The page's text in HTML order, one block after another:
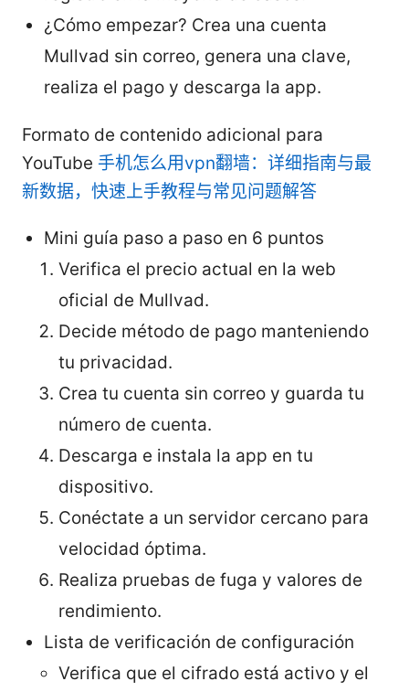
¿Cómo empezar? Crea una cuenta
Mullvad sin correo, genera una clave,
realiza el pago y descarga la app.
Formato de contenido adicional para
YouTube 手机怎么用vpn翻墙：详细指南与最
新数据，快速上手教程与常见问题解答
Mini guía paso a paso en 6 puntos
Verifica el precio actual en la web
oficial de Mullvad.
Decide método de pago manteniendo
tu privacidad.
Crea tu cuenta sin correo y guarda tu
número de cuenta.
Descarga e instala la app en tu
dispositivo.
Conéctate a un servidor cercano para
velocidad óptima.
Realiza pruebas de fuga y valores de
rendimiento.
Lista de verificación de configuración
Verifica que el cifrado está activo y el